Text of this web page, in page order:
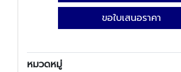
ขอใบเสนอราคา
หมวดหมู่